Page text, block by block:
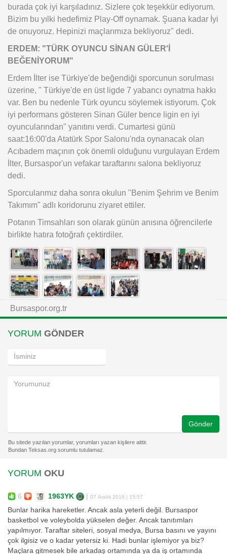
burada çok iyi karşıladınız. Sizlere çok teşekkür ediyorum.
Bizim bu yılki hedefimiz Play-Off oynamak. Şuana kadar İyi
de onuyoruz. Hepinizi maçlarımıza bekliyoruz" dedi.
ERDEM: "TÜRK OYUNCU SİNAN GÜLER'İ
BEĞENİYORUM"
Erdem İlter ise Türkiye'de beğendiği sporcunun sorulması
üzerine, " Türkiye'de en üst ligde 7 yabancı oynatma hakkı
var. Ben bu nedenle Türk oyuncu söylemek istiyorum. Çok
iyi performans gösteren Sinan Güler bence ligin en iyi
oyuncularından" yanıtını verdi. Cumartesi günü
saat:16:00'da Atatürk Spor Salonu'nda oynanacak olan
Acıbadem maçının çok önemli olduğunu vurgulayan Erdem
İlter, Bursaspor'un vefakar taraftarını salona bekliyoruz
dedi.
Sporcularımız daha sonra okulun "Benim Şehrim ve Benim
Takımım" adlı koridorunu ziyaret ettiler.
Potanın Timsahları son olarak günün anısına öğrencilerle
birlikte hatıra fotoğrafı çektirdiler.
Bursaspor.org.tr
YORUM GÖNDER
Gönder
YORUM OKU
6 1963YK | 07 Aralık 2016 | 15:57
Bunlar harika hareketler. Ancak asla yeterli değil. Bursaspor
basketbol ve voleybolda yükselen değer. Ancak tanıtımları
yapılmıyor. Taraftar siteleri, sosyal medya, Bursa basını ve yayını
çok ilgisiz ve o kadar yetersiz ki. Hadi bunlar işlemiyor ya biz?
Maçlara gitmesek bile arkadaş ortamında ya da iş ortamında